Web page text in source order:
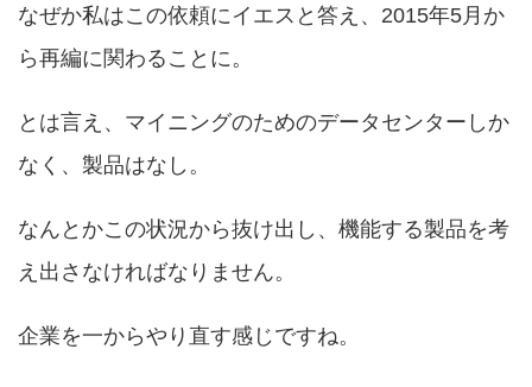
なぜか私はこの依頼にイエスと答え、2015年5月か
ら再編に関わることに。
とは言え、マイニングのためのデータセンターしか
なく、製品はなし。
なんとかこの状況から抜け出し、機能する製品を考
え出さなければなりません。
企業を一からやり直す感じですね。